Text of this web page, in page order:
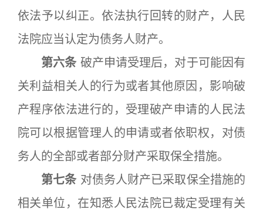
依法予以纠正。依法执行回转的财产，人民
法院应当认定为债务人财产。
第六条 破产申请受理后，对于可能因有
关利益相关人的行为或者其他原因，影响破
产程序依法进行的，受理破产申请的人民法
院可以根据管理人的申请或者依职权，对债
务人的全部或者部分财产采取保全措施。
第七条 对债务人财产已采取保全措施的
相关单位，在知悉人民法院已裁定受理有关